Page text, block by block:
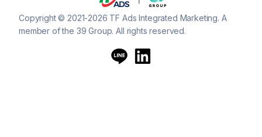
Copyright © 2021-2026 TF Ads Integrated Marketing. A
member of the 39 Group. All rights reserved.